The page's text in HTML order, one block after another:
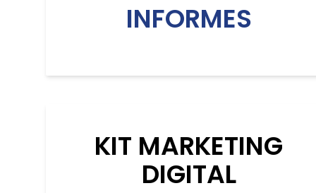
INFORMES
KIT MARKETING
DIGITAL